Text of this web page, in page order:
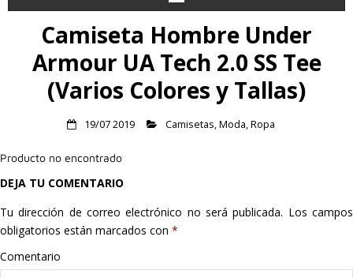
Inicio
Alimentación
Hogar
Informática
Listas
Camiseta Hombre Under
Armour UA Tech 2.0 SS Tee
(Varios Colores y Tallas)
19/07 2019 Camisetas,Moda,Ropa
Producto no encontrado
DEJA TU COMENTARIO
Tu dirección de correo electrónico no será publicada. Los campos
obligatorios están marcados con *
Comentario